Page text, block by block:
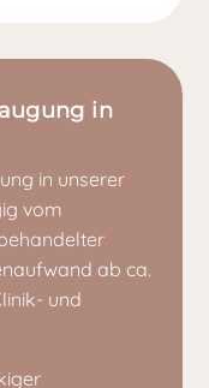
in
in unserer
vom
ab ca.
und